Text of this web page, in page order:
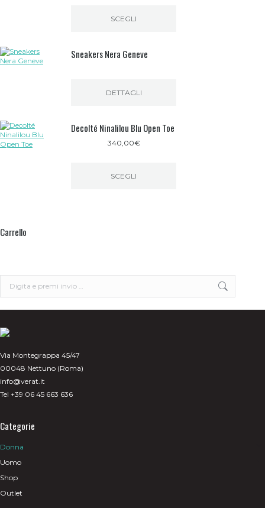
SCEGLI
ha
nella
Sneakers Nera Geneve
DETTAGLI
Decolté Ninalilou Blu Open Toe
340,00€
SCEGLI
scelte
nella
pagina
Carrello
Via Montegrappa 45/47
00048 Nettuno (Roma)
info@verat.it
Tel +39 06 45 663 636
Categorie
Donna
Uomo
Shop
Outlet